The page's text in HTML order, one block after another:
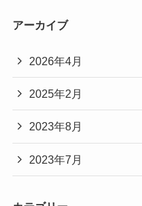
アーカイブ
2026年4月
2025年2月
2023年8月
2023年7月